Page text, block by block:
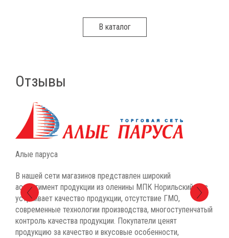
В каталог
Отзывы
Алые паруса
В нашей сети магазинов представлен широкий
ассортимент продукции из оленины МПК Норильский, нас
устраивает качество продукции, отсутствие ГМО,
современные технологии производства, многоступенчатый
контроль качества продукции. Покупатели ценят
продукцию за качество и вкусовые особенности,